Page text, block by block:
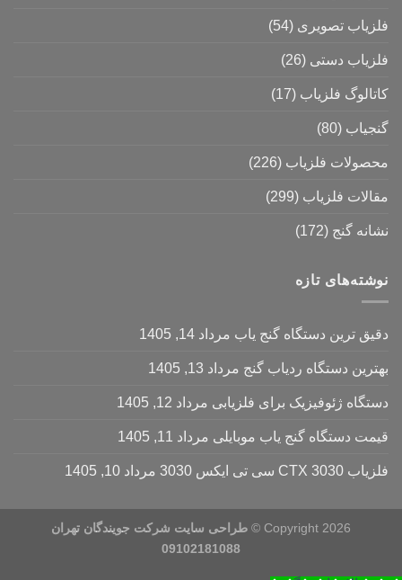
فلزیاب تصویری (54)
فلزیاب دستی (26)
کاتالوگ فلزیاب (17)
گنجیاب (80)
محصولات فلزیاب (226)
مقالات فلزیاب (299)
نشانه گنج (172)
نوشته‌های تازه
دقیق ترین دستگاه گنج یاب مرداد 14, 1405
بهترین دستگاه ردیاب گنج مرداد 13, 1405
دستگاه ژئوفیزیک برای فلزیابی مرداد 12, 1405
قیمت دستگاه گنج یاب موبایلی مرداد 11, 1405
فلزیاب CTX 3030 سی تی ایکس 3030 مرداد 10, 1405
Copyright 2026 ©
طراحی سایت شرکت جویندگان تهران
09102181088